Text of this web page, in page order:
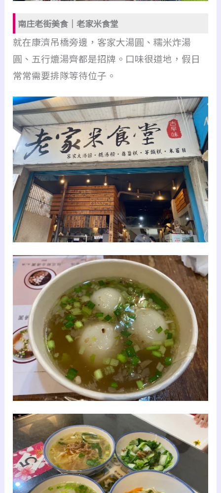
南庄老街美食｜老家米食堂
就在康濟吊橋旁邊，客家大湯圓、糯米炸湯
圓、五行熝湯齊都是招牌。 口味很道地，假日
常常需要排隊等待位子。